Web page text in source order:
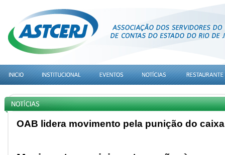
OAB lidera movimento pela punição do